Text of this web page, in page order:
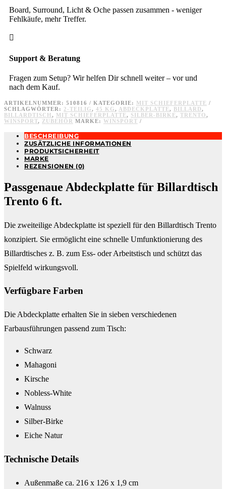
Board, Surround, Licht & Oche passen zusammen - weniger
Fehlkäufe, mehr Treffer.

Support & Beratung
Fragen zum Setup? Wir helfen Dir schnell weiter – vor und
nach dem Kauf.
ARTIKELNUMMER: 510816 KATEGORIE: MIT SCHIEFERPLATTE
SCHLAGWÖRTER: 2-TEILIG, 45 KG, ABDECKPLATTE, BILLARD,
BILLARDTISCH, MIT SCHIEFERPLATTE, SILBER-BIRKE, TRENTO,
WINSPORT, ZUBEHÖR MARKE: WINSPORT
BESCHREIBUNG
ZUSÄTZLICHE INFORMATIONEN
PRODUKTSICHERHEIT
MARKE
REZENSIONEN (0)
Passgenaue Abdeckplatte für Billardtisch
Trento 6 ft.
Die zweiteilige Abdeckplatte ist speziell für den Billardtisch Trento
konzipiert. Sie ermöglicht eine schnelle Umfunktionierung des
Billardtisches z. B. zum Ess- oder Arbeitstisch und schützt das
Spielfeld wirkungsvoll.
Verfügbare Farben
Die Abdeckplatte erhalten Sie in sieben verschiedenen
Farbausführungen passend zum Tisch:
Schwarz
Mahagoni
Kirsche
Nobless-White
Walnuss
Silber-Birke
Eiche Natur
Technische Details
Außenmaße ca. 216 x 126 x 1,9 cm